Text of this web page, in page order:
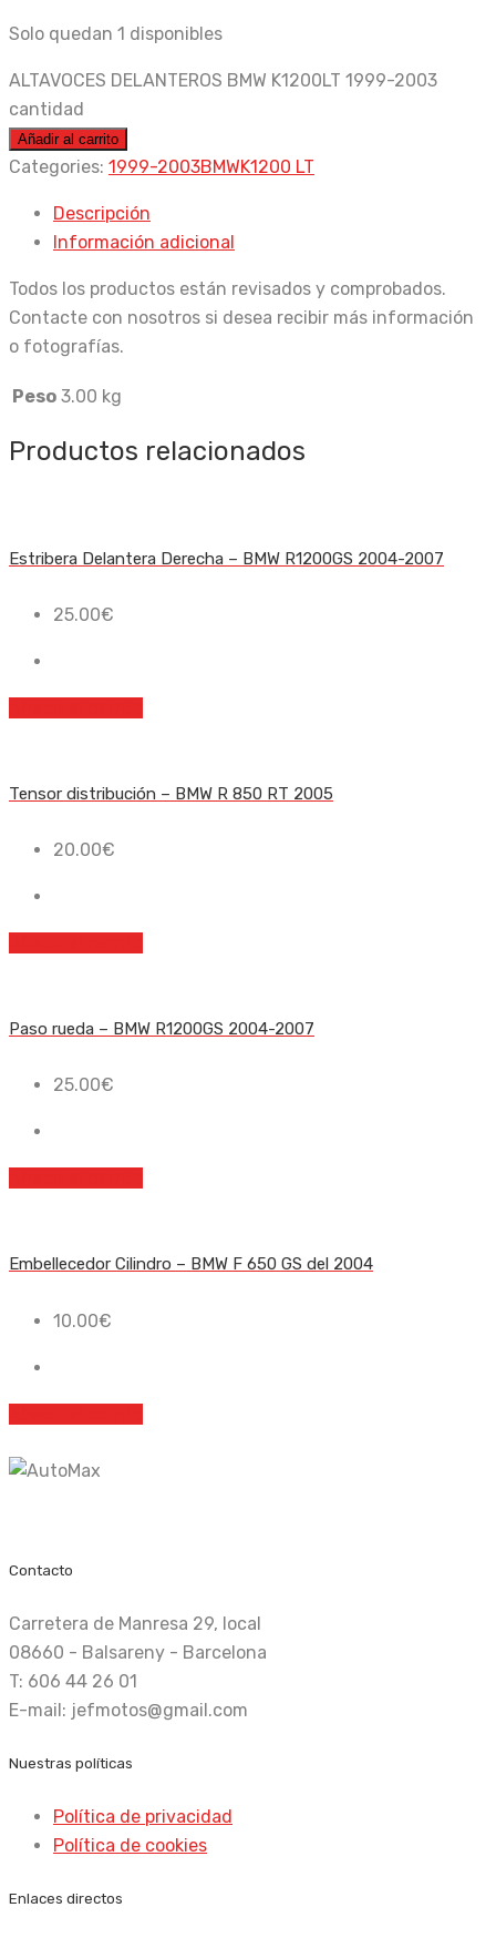
Solo quedan 1 disponibles
ALTAVOCES DELANTEROS BMW K1200LT 1999-2003
cantidad
Añadir al carrito
Categories: 1999-2003BMWK1200 LT
Descripción
Información adicional
Todos los productos están revisados y comprobados.
Contacte con nosotros si desea recibir más información
o fotografías.
Peso 3.00 kg
Productos relacionados
Estribera Delantera Derecha – BMW R1200GS 2004-2007
25.00€
Tensor distribución – BMW R 850 RT 2005
20.00€
Paso rueda – BMW R1200GS 2004-2007
25.00€
Embellecedor Cilindro – BMW F 650 GS del 2004
10.00€
Contacto
Carretera de Manresa 29, local
08660 - Balsareny - Barcelona
T: 606 44 26 01
E-mail: jefmotos@gmail.com
Nuestras políticas
Política de privacidad
Política de cookies
Enlaces directos